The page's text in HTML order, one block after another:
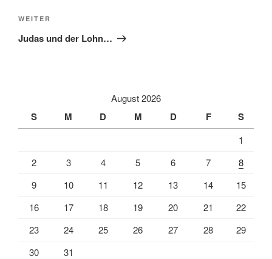
Nächster
Beitrag
WEITER
Judas und der Lohn…
August 2026
S M D M D F S
1
2
3 4 5 6 7
8
9
10 11 12 13 14
15
16
17 18 19 20 21
22
23
24 25 26 27 28
29
30
31